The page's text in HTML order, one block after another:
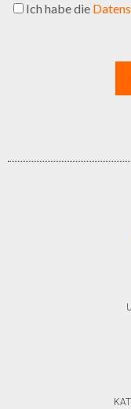
Ich habe die